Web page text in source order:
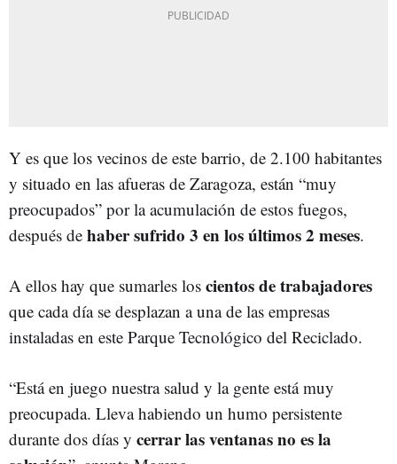
Y es que los vecinos de este barrio, de 2.100 habitantes
y situado en las afueras de Zaragoza, están “muy
preocupados” por la acumulación de estos fuegos,
después de haber sufrido 3 en los últimos 2 meses.
A ellos hay que sumarles los cientos de trabajadores
que cada día se desplazan a una de las empresas
instaladas en este Parque Tecnológico del Reciclado.
“Está en juego nuestra salud y la gente está muy
preocupada. Lleva habiendo un humo persistente
durante dos días y cerrar las ventanas no es la